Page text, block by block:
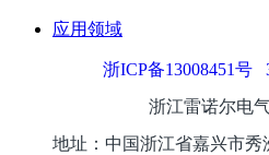
应用领域
浙ICP备13008451号
浙江雷诺尔电
地址：中国浙江省嘉兴市秀